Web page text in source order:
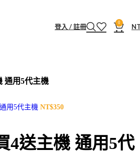
登入 / 註冊 0
通用5代主機
用5代主機
4送主機 通用5代